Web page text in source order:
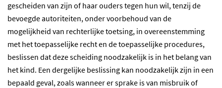
gescheiden van zijn of haar ouders tegen hun wil, tenzij de
bevoegde autoriteiten, onder voorbehoud van de
mogelijkheid van rechterlijke toetsing, in overeenstemming
met het toepasselijke recht en de toepasselijke procedures,
beslissen dat deze scheiding noodzakelijk is in het belang van
het kind. Een dergelijke beslissing kan noodzakelijk zijn in een
bepaald geval, zoals wanneer er sprake is van misbruik of